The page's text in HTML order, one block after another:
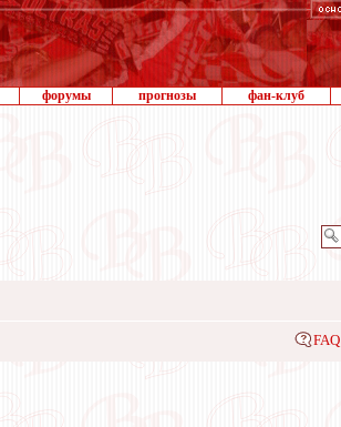
форумы прогнозы фан-клуб
FAQ